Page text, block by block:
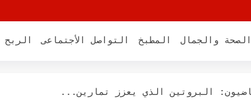
الصحة والجمال المطبخ التواصل الأجتماعى الربح التسويف إلى الالتزام (دليل...
البروتين الذي يعزز تمارين...